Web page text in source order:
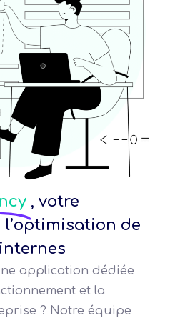
, votre
de
application dédiée
et la
? Notre équipe